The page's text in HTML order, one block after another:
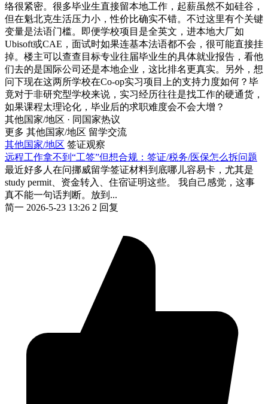
络很紧密。很多毕业生直接留本地工作，起薪虽然不如硅谷，
但在魁北克生活压力小，性价比确实不错。不过这里有个关键
变量是法语门槛。即便学校项目是全英文，进本地大厂如
Ubisoft或CAE，面试时如果连基本法语都不会，很可能直接挂
掉。楼主可以查查目标专业往届毕业生的具体就业报告，看他
们去的是国际公司还是本地企业，这比排名更真实。另外，想
问下现在这两所学校在Co-op实习项目上的支持力度如何？毕
竟对于非研究型学校来说，实习经历往往是找工作的硬通货，
如果课程太理论化，毕业后的求职难度会不会大增？
其他国家/地区 · 同国家热议
更多 其他国家/地区 留学交流
其他国家/地区 签证观察
远程工作拿不到“工签”但想合规：签证/税务/医保怎么拆问题
最近好多人在问挪威留学签证材料到底哪儿容易卡，尤其是
study permit、资金转入、住宿证明这些。 我自己感觉，这事
真不能一句话判断。放到...
简一 2026-5-23 13:26 2 回复